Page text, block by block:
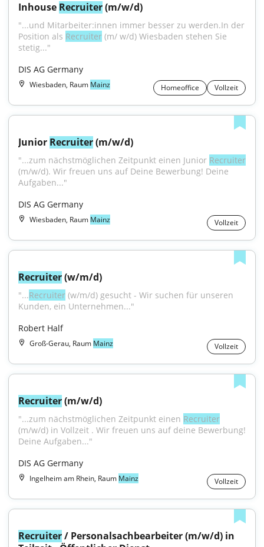
Inhouse Recruiter (m/w/d)
"...und Mitarbeiter:innen immer besser zu werden.In der
Position als Recruiter (m/ w/d) Wiesbaden stehen Sie
stetig..."
DIS AG Germany
Wiesbaden, Raum Mainz Homeoffice Vollzeit
Junior Recruiter (m/w/d)
"...zum nächstmöglichen Zeitpunkt einen Junior Recruiter
(m/w/d). Wir freuen uns auf Deine Bewerbung! Deine
Aufgaben..."
DIS AG Germany
Wiesbaden, Raum Mainz Vollzeit
Recruiter (w/m/d)
"...Recruiter (w/m/d) gesucht - Wir suchen für unseren
Kunden, ein Unternehmen..."
Robert Half
Groß-Gerau, Raum Mainz Vollzeit
Recruiter (m/w/d)
"...zum nächstmöglichen Zeitpunkt einen Recruiter
(m/w/d) in Vollzeit . Wir freuen uns auf deine Bewerbung!
Deine Aufgaben..."
DIS AG Germany
Ingelheim am Rhein, Raum Mainz Vollzeit
Recruiter / Personalsachbearbeiter (m/w/d) in